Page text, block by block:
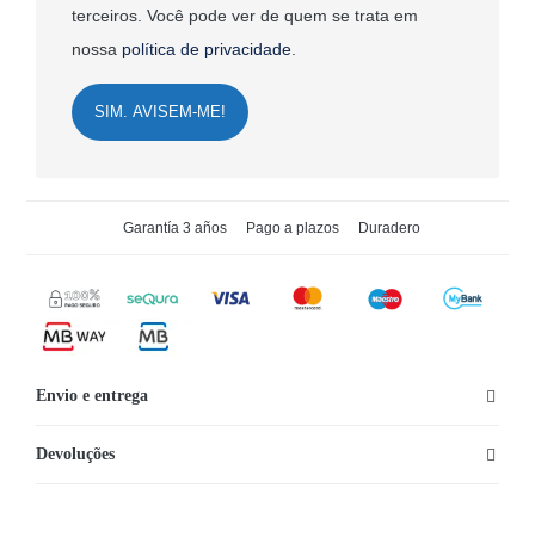
terceiros. Você pode ver de quem se trata em
nossa política de privacidade.
SIM. AVISEM-ME!
Garantía 3 años Pago a plazos Duradero
Envio e entrega
Devoluções